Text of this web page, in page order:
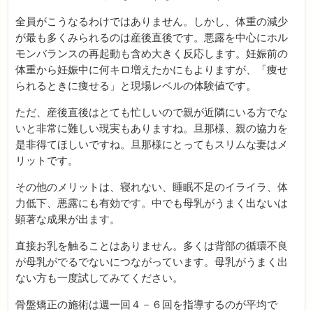
全員がこうなるわけではありません。しかし、体重の減少
が最も多くみられるのは産後直後です。悪露を中心にホル
モンバランスの再起動も含め大きく反応します。妊娠前の
体重から妊娠中に何キロ増えたかにもよりますが、「痩せ
られるときに痩せる」と現場レベルの体験値です。
ただ、産後直後はとても忙しいので親が近隣にいる方でな
いと非常に難しい現実もありますね。旦那様、親の協力を
是非得てほしいですね。旦那様にとってもスリムな妻はメ
リットです。
その他のメリットは、寝れない、睡眠不足のイライラ、体
力低下、悪露にも有効です。中でも母乳がうまく出ないは
顕著な成果が出ます。
直接お乳を触ることはありません。多くは背部の循環不良
が母乳がでるでないにつながっています。母乳がうまく出
ない方も一度試してみてください。
骨盤矯正の施術は週一回４－６回を指導するのが平均で